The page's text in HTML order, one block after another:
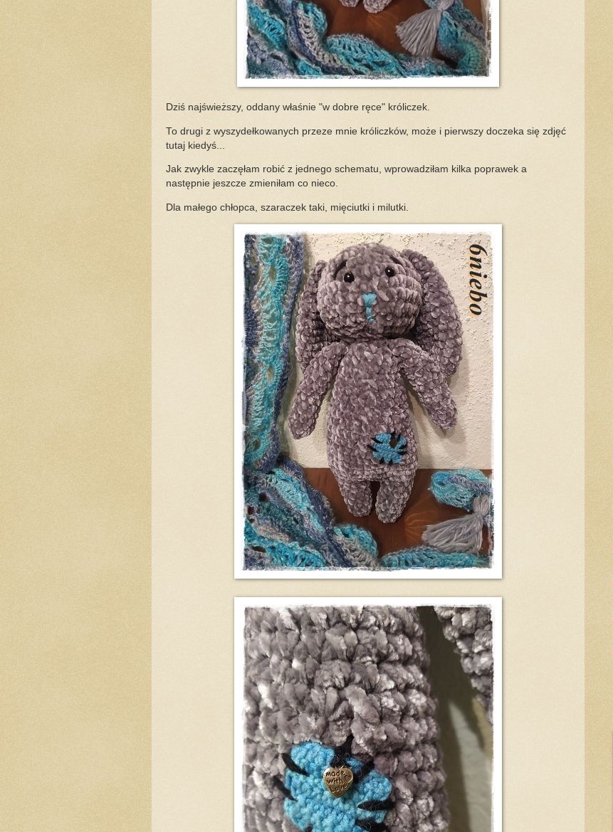
Dziś najświeższy, oddany właśnie "w dobre ręce" króliczek.
To drugi z wyszydełkowanych przeze mnie króliczków, może i pierwszy doczeka się zdjęć
tutaj kiedyś...
Jak zwykle zaczęłam robić z jednego schematu, wprowadziłam kilka poprawek a
następnie jeszcze zmieniłam co nieco.
Dla małego chłopca, szaraczek taki, mięciutki i milutki.